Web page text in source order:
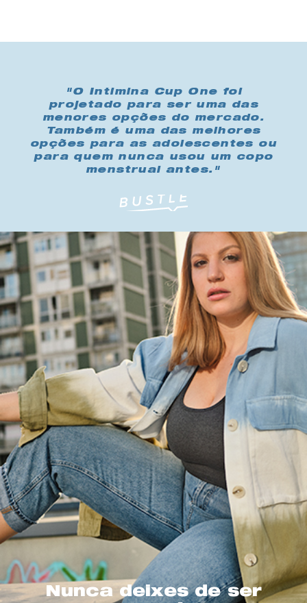
"O Intimina Cup One foi
projetado para ser uma das
menores opções do mercado.
Também é uma das melhores
opções para as adolescentes ou
para quem nunca usou um copo
menstrual antes."
Nunca deixes de ser